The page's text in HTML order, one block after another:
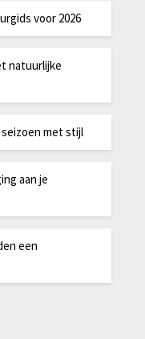
voor 2026
natuurlijke
met stijl
aan je
een